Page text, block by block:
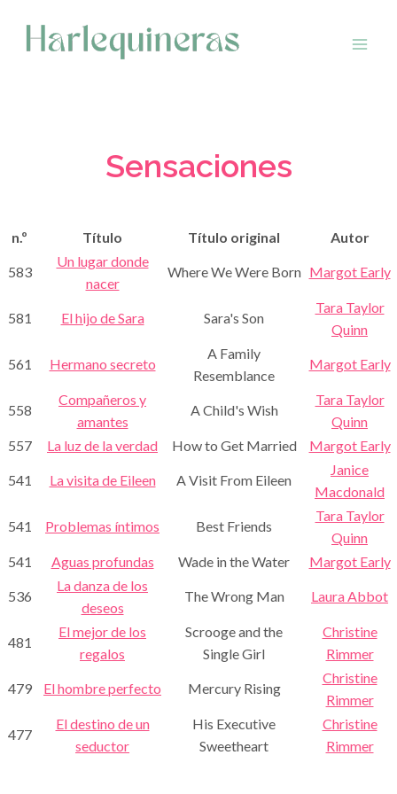
contenido
Sensaciones
n.º Título Título original Autor
583
Un lugar donde
nacer
Where We Were Born Margot Early
581 El hijo de Sara Sara's Son
Tara Taylor
Quinn
561 Hermano secreto
A Family
Resemblance
Margot Early
558
Compañeros y
amantes
A Child's Wish
Tara Taylor
Quinn
557
La luz de la verdad How to Get Married Margot Early
541 La visita de Eileen A Visit From Eileen
Janice
Macdonald
541 Problemas íntimos Best Friends
Tara Taylor
Quinn
541
Aguas profundas Wade in the Water Margot Early
536
La danza de los
deseos
The Wrong Man Laura Abbot
481
El mejor de los
regalos
Scrooge and the
Single Girl
Christine
Rimmer
479 El hombre perfecto Mercury Rising
Christine
Rimmer
477
El destino de un
seductor
His Executive
Sweetheart
Christine
Rimmer